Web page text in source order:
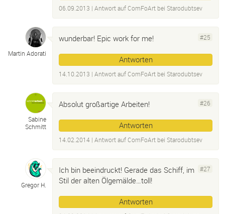
06.09.2013 | Antwort aufComFoArt bei Starodubtsev
Martin Adorati
#25
wunderbar! Epic work for me!
Antworten
14.10.2013 | Antwort aufComFoArt bei Starodubtsev
Sabine
Schmitt
#26
Absolut großartige Arbeiten!
Antworten
14.02.2014 | Antwort aufComFoArt bei Starodubtsev
Gregor H.
#27
Ich bin beeindruckt! Gerade das Schiff, im
Stil der alten Ölgemälde…toll!
Antworten